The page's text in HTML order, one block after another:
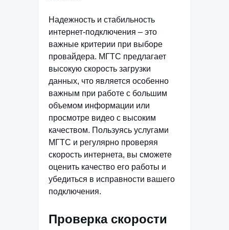
Надежность и стабильность
интернет-подключения – это
важные критерии при выборе
провайдера. МГТС предлагает
высокую скорость загрузки
данных, что является особенно
важным при работе с большим
объемом информации или
просмотре видео с высоким
качеством. Пользуясь услугами
МГТС и регулярно проверяя
скорость интернета, вы сможете
оценить качество его работы и
убедиться в исправности вашего
подключения.
Проверка скорости